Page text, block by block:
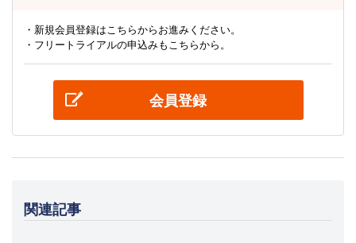
・新規会員登録はこちらからお進みください。
・フリートライアルの申込みもこちらから。
会員登録
関連記事